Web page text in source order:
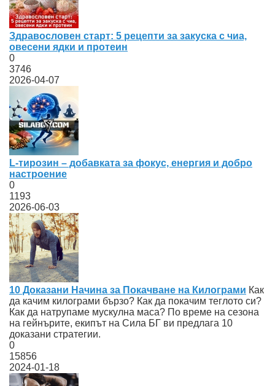
Здравословен старт: 5 рецепти за закуска с чиа,
овесени ядки и протеин
0
3746
2026-04-07
L-тирозин – добавката за фокус, енергия и добро
настроение
0
1193
2026-06-03
10 Доказани Начина за Покачване на Килограми Как
да качим килограми бързо? Как да покачим теглото си?
Как да натрупаме мускулна маса? По време на сезона
на гейнърите, екипът на Сила БГ ви предлага 10
доказани стратегии.
0
15856
2024-01-18